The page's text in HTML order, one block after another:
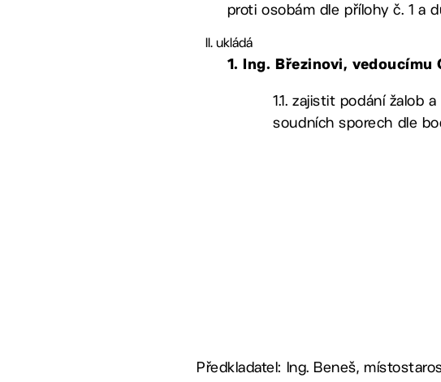
proti osobám dle přílohy č. 1 a
ukládá
1. Ing. Březinovi, vedoucímu
1.1. zajistit podání žalob
soudních sporech dle
Předkladatel: Ing. Beneš,